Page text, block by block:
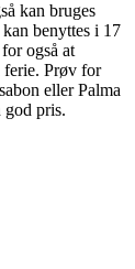
kan bruges
benyttes i 17
også at
ferie. Prøv for
eller Palma
god pris.